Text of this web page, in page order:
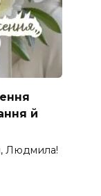
й
Людмила!